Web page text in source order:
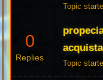
Topic
0
Replies
Topic